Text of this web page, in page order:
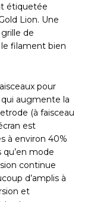
étiquetée
Lion. Une
de
filament bien
pour
qui augmente la
(à faisceau
est
à environ 40%
qu’en mode
continue
d’amplis à
et